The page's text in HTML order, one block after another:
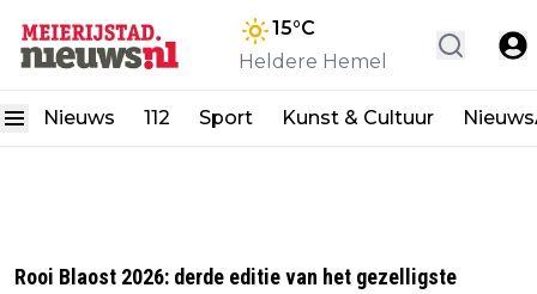
15°C
Heldere Hemel
Nieuws 112 Sport Kunst & Cultuur
Rooi Blaost 2026: derde editie van het gezelligste